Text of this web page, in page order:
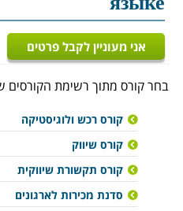
אני מעוניין לקבל פרטים
בחר קורס מתוך רשימת הקורסים
קורס רכש ולוגיסטיקה
קורס שיווק
קורס תקשורת שיווקית
סדנת מכירות לארגונים